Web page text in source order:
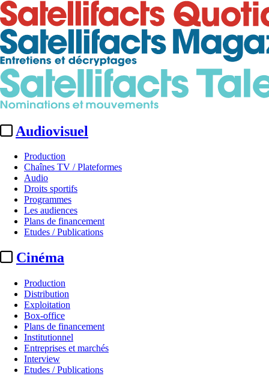
Audiovisuel
Production
Chaînes TV / Plateformes
Audio
Droits sportifs
Programmes
Les audiences
Plans de financement
Etudes / Publications
Cinéma
Production
Distribution
Exploitation
Box-office
Plans de financement
Institutionnel
Entreprises et marchés
Interview
Etudes / Publications